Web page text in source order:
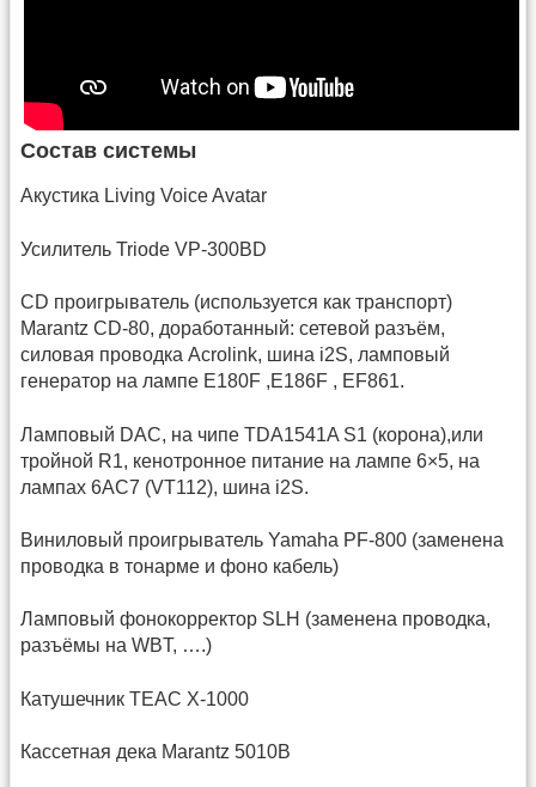
Состав системы
Акустика Living Voice Avatar
Усилитель Triode VP-300BD
CD проигрыватель (используется как транспорт)
Marantz CD-80, доработанный: сетевой разъём,
силовая проводка Acrolink, шина i2S, ламповый
генератор на лампе E180F ,E186F , EF861.
Ламповый DAC, на чипе TDA1541A S1 (корона),или
тройной R1, кенотронное питание на лампе 6×5, на
лампах 6AC7 (VT112), шина i2S.
Виниловый проигрыватель Yamaha PF-800 (заменена
проводка в тонарме и фоно кабель)
Ламповый фонокорректор SLH (заменена проводка,
разъёмы на WBT, ….)
Катушечник TEAC X-1000
Кассетная дека Marantz 5010B